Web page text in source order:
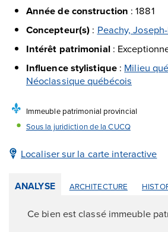
Année de construction :1881
Concepteur(s) : Peachy,
Intérêt patrimonial:
Influence stylistique: Milieu
Néoclassique québécois
Immeuble patrimonial provincial
Sous la juridiction de la CUCQ
Localiser sur la carte interactive
ANALYSE ARCHITECTURE
Ce bien est classé immeuble